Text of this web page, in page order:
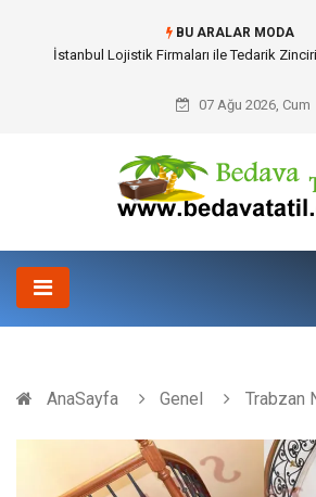
BU ARALAR MODA
Dalaman Bozburun Transfer: Seyahat
07 Ağu 2026, Cum
AnaSayfa Genel Trabzan